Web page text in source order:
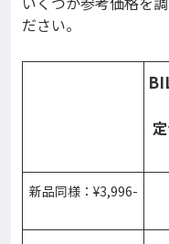
ださい。
新品同様：¥3,996-